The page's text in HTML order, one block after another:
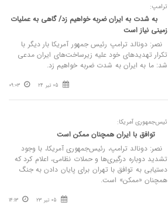
ترامپ:
به شدت به ایران ضربه خواهیم زد/ گاهی به عملیات
زمینی نیاز است
نصر: دونالد ترامپ رئیس جمهور آمریکا بار دیگر با
تکرار تهدیدهای خود علیه زیرساخت‌های ایران مدعی
شد: ما به ایران به شدت ضربه خواهیم زد.
05 تیر 24 09:03
ئیس‌جمهوری آمریکا:
توافق با ایران همچنان ممکن است
نصر: دونالد ترامپ، رئیس‌جمهوری آمریکا، با وجود
تشدید دوباره درگیری‌ها و حملات نظامی، اعلام کرد که
دستیابی به توافق با تهران برای پایان دادن به جنگ
همچنان «ممکن» است.
05 تیر 23 14:13